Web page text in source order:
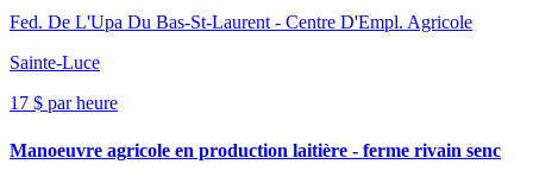
Fed. De L'Upa Du Bas-St-Laurent - Centre D'Empl. Agricole
Sainte-Luce
17 $ par heure
Manoeuvre agricole en production laitière - ferme rivain senc